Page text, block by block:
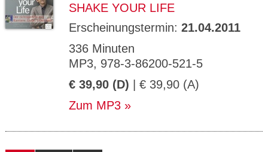
SHAKE YOUR LIFE
Erscheinungstermin: 21.04.2011
336 Minuten
MP3, 978-3-86200-521-5
€ 39,90 (D) | € 39,90 (A)
Zum MP3